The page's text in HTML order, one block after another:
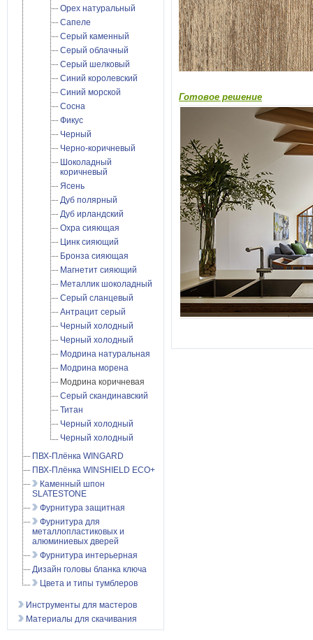
Готовое решение
Орех натуральный
Сапеле
Серый каменный
Серый облачный
Серый шелковый
Синий королевский
Синий морской
Сосна
Фикус
Черный
Черно-коричневый
Шоколадный
коричневый
Ясень
Дуб полярный
Дуб ирландский
Охра сияющая
Цинк сияющий
Бронза сияющая
Магнетит сияющий
Металлик шоколадный
Cерый сланцевый
Антрацит серый
Черный холодный
Черный холодный
Модрина натуральная
Модрина морена
Модрина коричневая
Серый скандинавский
Титан
Черный холодный
Черный холодный
ПВХ-Плёнка WINGARD
ПВХ-Плёнка WINSHIELD ECO+
Каменный шпон
SLATESTONE
Фурнитура защитная
Фурнитура для
металлопластиковых и
алюминиевых дверей
Фурнитура интерьерная
Дизайн головы бланка ключа
Цвета и типы тумблеров
Инструменты для мастеров
Материалы для скачивания